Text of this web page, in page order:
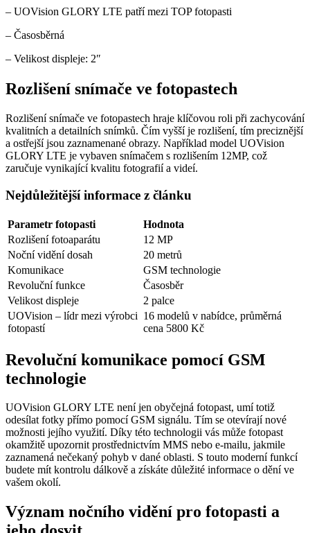
– UOVision GLORY LTE patří mezi TOP fotopasti
– Časosběrná
– Velikost displeje: 2″
Rozlišení snímače ve fotopastech
Rozlišení snímače ve fotopastech hraje klíčovou roli při zachycování
kvalitních a detailních snímků. Čím vyšší je rozlišení, tím preciznější
a ostřejší jsou zaznamenané obrazy. Například model UOVision
GLORY LTE je vybaven snímačem s rozlišením 12MP, což
zaručuje vynikající kvalitu fotografií a videí.
Nejdůležitější informace z článku
Parametr fotopasti
Hodnota
Rozlišení fotoaparátu
12 MP
Noční vidění dosah
20 metrů
Komunikace
GSM technologie
Revoluční funkce
Časosběr
Velikost displeje
2 palce
UOVision – lídr mezi výrobci
fotopastí
16 modelů v nabídce, průměrná
cena 5800 Kč
Revoluční komunikace pomocí GSM
technologie
UOVision GLORY LTE není jen obyčejná fotopast, umí totiž
odesílat fotky přímo pomocí GSM signálu. Tím se otevírají nové
možnosti jejího využití. Díky této technologii vás může fotopast
okamžitě upozornit prostřednictvím MMS nebo e-mailu, jakmile
zaznamená nečekaný pohyb v dané oblasti. S touto moderní funkcí
budete mít kontrolu dálkově a získáte důležité informace o dění ve
vašem okolí.
Význam nočního vidění pro fotopasti a